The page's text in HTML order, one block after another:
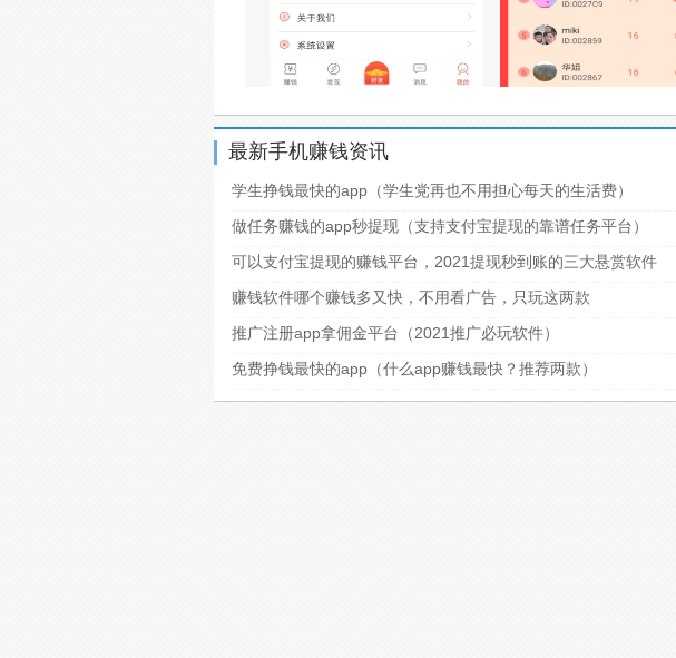
最新手机赚钱资讯
学生挣钱最快的app（学生党再也不用担心每天的生活费）
做任务赚钱的app秒提现（支持支付宝提现的靠谱任务平台）
可以支付宝提现的赚钱平台，2021提现秒到账的三大悬赏软件
赚钱软件哪个赚钱多又快，不用看广告，只玩这两款
推广注册app拿佣金平台（2021推广必玩软件）
免费挣钱最快的app（什么app赚钱最快？推荐两款）